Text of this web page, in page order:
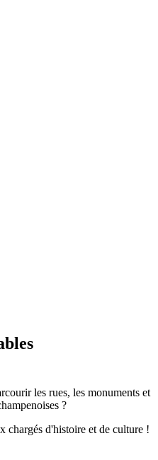
les rues, les monuments et
?
chargés d'histoire et de culture !